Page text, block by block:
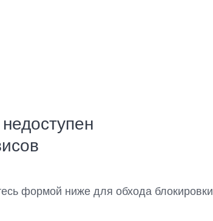
формой ниже для обхода блокировки